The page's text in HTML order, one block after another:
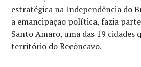
estratégica na Independência do
a emancipação política, fazia
Santo Amaro, uma das 19 cidades
território do Recôncavo.